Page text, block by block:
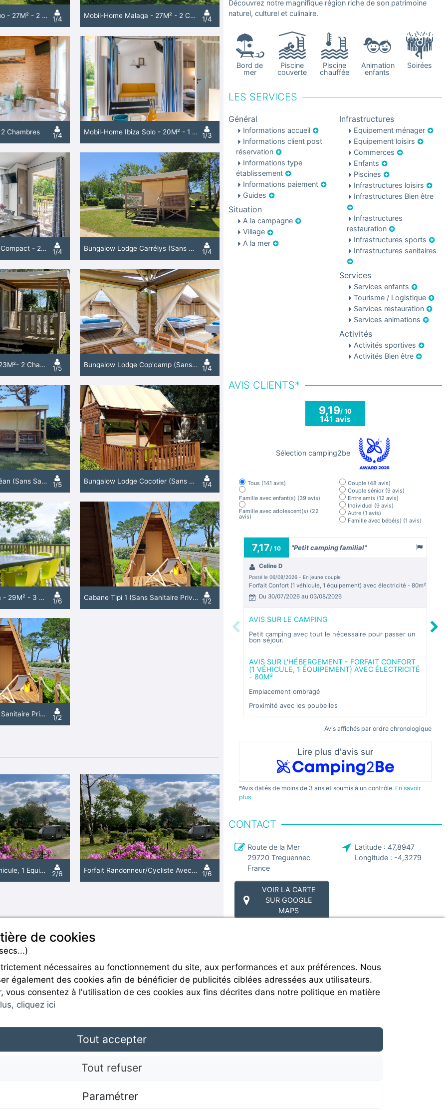
Découvrez notre magnifique région riche de son patrimoine
naturel, culturel et culinaire.
Bord de
mer
Piscine
couverte
Piscine
chauffée
Animation
enfants
Soirées
LES SERVICES
Général
Informations accueil
Informations client post
réservation
Informations type
établissement
Informations paiement
Guides
Situation
A la campagne
Village
A la mer
Infrastructures
Equipement ménager
Equipement loisirs
Commerces
Enfants
Piscines
Infrastructures loisirs
Infrastructures Bien être
Infrastructures
restauration
Infrastructures sports
Infrastructures sanitaires
Services
Services enfants
Tourisme / Logistique
Services restauration
Services animations
Activités
Activités sportives
Activités Bien être
AVIS CLIENTS*
9,19/ 10
141 avis
Sélection camping2be
Tous (141 avis)
Famille avec enfant(s) (39 avis)
Famille avec adolescent(s) (22
avis)
Couple (48 avis)
Couple sénior (9 avis)
Entre amis (12 avis)
Individuel (9 avis)
Autre (1 avis)
Famille avec bébé(s) (1 avis)
Previous
7,17/ 10 "Petit camping familial"
Celine D
Posté le 06/08/2026 - En jeune couple
Forfait Confort (1 véhicule, 1 équipement) avec électricité - 80m²
Du 30/07/2026 au 03/08/2026
AVIS SUR LE CAMPING
Petit camping avec tout le nécessaire pour passer un
bon séjour.
AVIS SUR L'HÉBERGEMENT - FORFAIT CONFORT
(1 VÉHICULE, 1 ÉQUIPEMENT) AVEC ÉLECTRICITÉ
- 80M²
Emplacement ombragé
Proximité avec les poubelles
Next
Avis affichés par ordre chronologique
Lire plus d'avis sur
*Avis datés de moins de 3 ans et soumis à un contrôle. En savoir
plus
CONTACT
Route de la Mer
29720 Treguennec
France
Latitude : 47,8947
Longitude : -4,3279
VOIR LA CARTE
SUR GOOGLE
MAPS
Mobil-Home Ibiza Duo - 27M² - 2 Chambres 1/4 Mobil-Home Malaga - 27M² - 2 Chambres 1/4
Chambres 1/4 Mobil-Home Ibiza Solo - 20M² - 1 Chambre 1/3
Mobil-Home Malaga Compact - 23 M² - 2 Chambres 1/4 Bungalow Lodge Carrélys (Sans Sanitaires Privatifs) - 27M² - 2 Chambres 1/4
Mobil-Home Bikini - 23M²- 2 Chambres 1/5 Bungalow Lodge Cop'camp (Sans Sanitaires Privatifs) - 18M² - 2 Chambres 1/4
Bungalow Lodge Océan (Sans Sanitaire Privatif) - 27 M² - 2 Chambres 1/5 Bungalow Lodge Cocotier (Sans Sanitaire Privatif) - 25M² - 2 Chambres 1/4
Mobil-Home Camelia - 29M² - 3 Chambres 1/6 Cabane Tipi 1 (Sans Sanitaire Privatif) - 12M² - 1 Chambre 1/2
Cabane Tipi 2 (Sans Sanitaire Privatif) - 12M² - 1 Chambre 1/2
Forfait Confort (1 Véhicule, 1 Équipement) Avec Électricité - 80M² 2/6 Forfait Randonneur/Cycliste Avec Tente Sans Électricité - 80M² 1/6
Rejoignez-nous
Mentions légales
CGU
de cookies
nécessaires au fonctionnement du site, aux performances et aux préférences. Nous
également des cookies afin de bénéficier de publicités ciblées adressées aux utilisateurs.
vous consentez à l'utilisation de ces cookies aux fins décrites dans notre politique en matière
cliquez ici
Tout accepter
Tout refuser
Paramétrer